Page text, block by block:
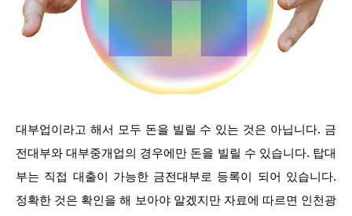
대부업이라고 해서 모두 돈을 빌릴 수 있는 것은 아닙니다. 금
전대부와 대부중개업의 경우에만 돈을 빌릴 수 있습니다. 탑대
부는 직접 대출이 가능한 금전대부로 등록이 되어 있습니다.
정확한 것은 확인을 해 보아야 알겠지만 자료에 따르면 인천광